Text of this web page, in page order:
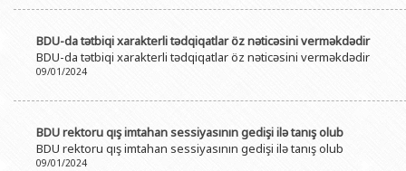
İdman-sağlamlıq Mərkəzi
İnformasiya və
Publik
BDU-da tətbiqi xarakterli tədqiqatlar öz nəticəsini verməkdədir
BDU-da tətbiqi xarakterli tədqiqatlar öz nəticəsini verməkdədir
09/01/2024
BDU rektoru qış imtahan sessiyasının gedişi ilə tanış olub
BDU rektoru qış imtahan sessiyasının gedişi ilə tanış olub
09/01/2024